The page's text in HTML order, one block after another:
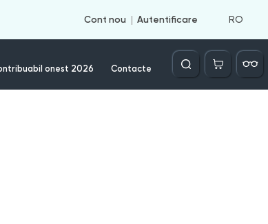
Cont nou Autentificare RO
onest 2026 Contacte
Căutare